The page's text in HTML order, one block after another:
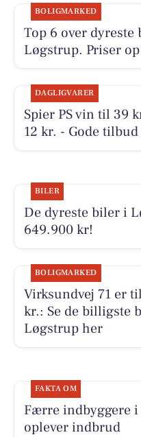
BOLIGMARKED
Top 6 over
Løgstrup. Priser
DAGLIGVARER
Spier PS vin til 39
12 kr. - Gode
BILER
De dyreste biler i
649.900 kr!
BOLIGMARKED
Virksundvej 71 er
kr.: Se de billigste
Løgstrup her
FAKTA OM
Færre indbyggere
oplever indbrud